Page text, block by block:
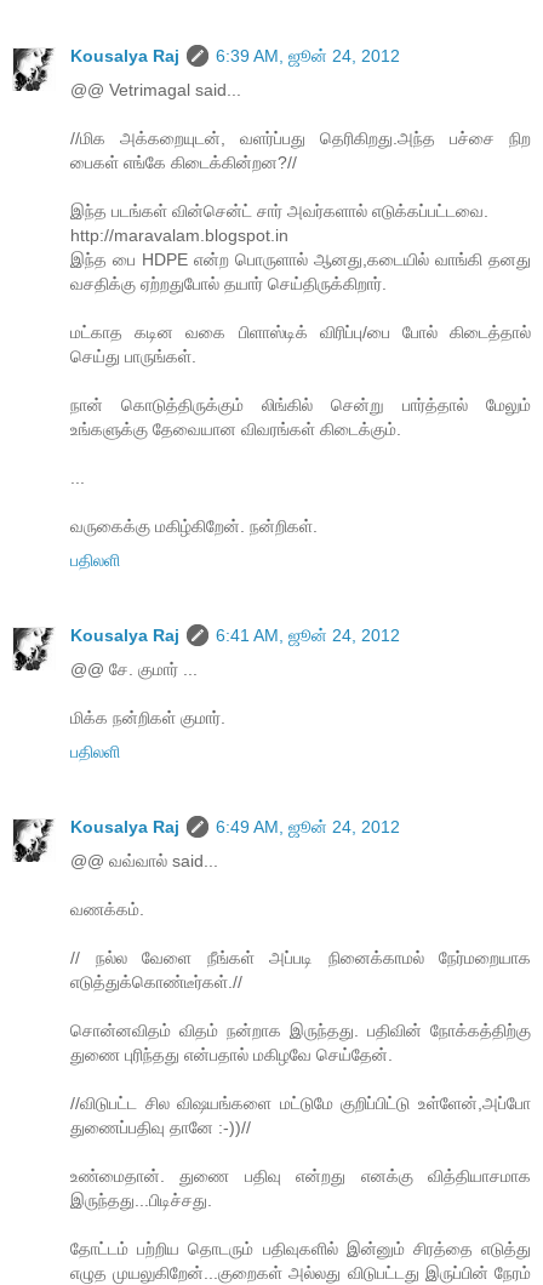
Kousalya Raj
6:39 AM, ஜூன் 24, 2012
@@ Vetrimagal said...
//மிக அக்கறையுடன், வளர்ப்பது தெரிகிறது.அந்த பச்சை நிற
பைகள் எங்கே கிடைக்கின்றன?//
இந்த படங்கள் வின்சென்ட் சார் அவர்களால் எடுக்கப்பட்டவை.
http://maravalam.blogspot.in
இந்த பை HDPE என்ற பொருளால் ஆனது,கடையில் வாங்கி தனது
வசதிக்கு ஏற்றதுபோல் தயார் செய்திருக்கிறார்.
மட்காத கடின வகை பிளாஸ்டிக் விரிப்பு/பை போல் கிடைத்தால்
செய்து பாருங்கள்.
நான் கொடுத்திருக்கும் லிங்கில் சென்று பார்த்தால் மேலும்
உங்களுக்கு தேவையான விவரங்கள் கிடைக்கும்.
வருகைக்கு மகிழ்கிறேன். நன்றிகள்.
பதிலளி
Kousalya Raj
6:41 AM, ஜூன் 24, 2012
@@ சே. குமார் ...
மிக்க நன்றிகள் குமார்.
பதிலளி
Kousalya Raj
6:49 AM, ஜூன் 24, 2012
@@ வவ்வால் said...
வணக்கம்.
// நல்ல வேளை நீங்கள் அப்படி நினைக்காமல் நேர்மறையாக
எடுத்துக்கொண்டீர்கள்.//
சொன்னவிதம் விதம் நன்றாக இருந்தது. பதிவின் நோக்கத்திற்கு
துணை புரிந்தது என்பதால் மகிழவே செய்தேன்.
//விடுபட்ட சில விஷயங்களை மட்டுமே குறிப்பிட்டு உள்ளேன்,அப்போ
துணைப்பதிவு தானே :-))//
உண்மைதான். துணை பதிவு என்றது எனக்கு வித்தியாசமாக
இருந்தது...பிடிச்சது.
தோட்டம் பற்றிய தொடரும் பதிவுகளில் இன்னும் சிரத்தை எடுத்து
எழுத முயலுகிறேன்...குறைகள் அல்லது விடுபட்டது இருப்பின் நேரம்